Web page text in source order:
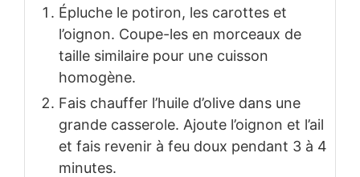
Épluche le potiron, les carottes et
l’oignon. Coupe-les en morceaux de
taille similaire pour une cuisson
homogène.
Fais chauffer l’huile d’olive dans une
grande casserole. Ajoute l’oignon et l’ail
et fais revenir à feu doux pendant 3 à 4
minutes.